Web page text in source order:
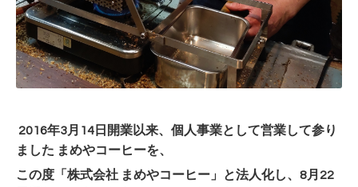
2016年3月14日開業以来、個人事業として営業して参り
ました まめやコーヒーを、
この度「株式会社 まめやコーヒー」と法人化し、8月22